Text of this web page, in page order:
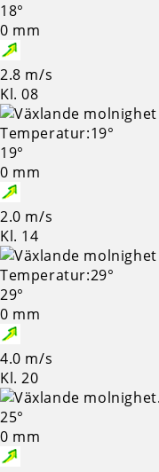
18°
0 mm
2.8 m/s
Kl. 08
19°
0 mm
2.0 m/s
Kl. 14
29°
0 mm
4.0 m/s
Kl. 20
25°
0 mm